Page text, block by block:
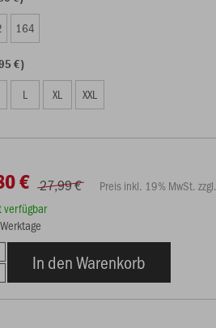
164
€)
L XL XXL
€ 27,99 €
Preis inkl. 19% MwSt.
verfügbar
In den Warenkorb